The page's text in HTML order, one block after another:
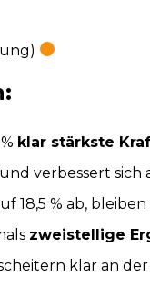
klar stärkste
und verbessert sich
18,5 % ab,
zweistellige
klar an der